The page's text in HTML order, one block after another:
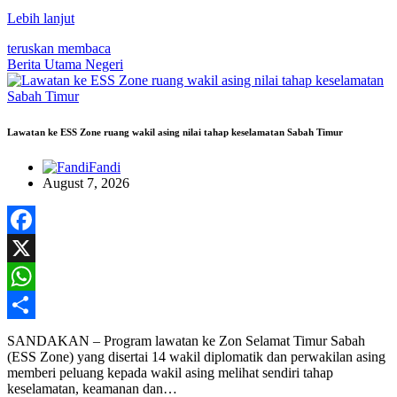
Lebih lanjut
teruskan membaca
Berita Utama Negeri
Lawatan ke ESS Zone ruang wakil asing nilai tahap keselamatan Sabah Timur
Fandi
August 7, 2026
Facebook
X
WhatsApp
Share
SANDAKAN – Program lawatan ke Zon Selamat Timur Sabah
(ESS Zone) yang disertai 14 wakil diplomatik dan perwakilan asing
memberi peluang kepada wakil asing melihat sendiri tahap
keselamatan, keamanan dan…